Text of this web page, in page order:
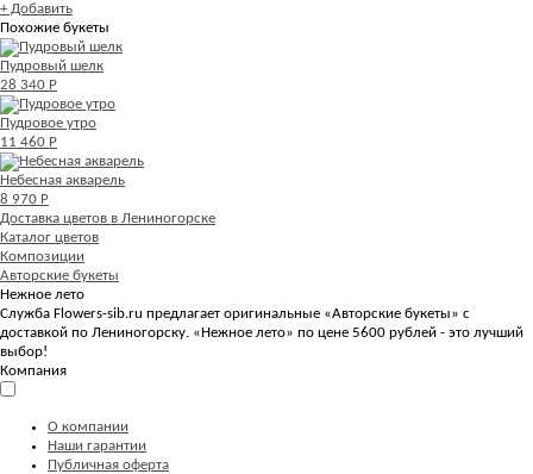
+ Добавить
Похожие букеты
Пудровый шелк
28 340 Р
Пудровое утро
11 460 Р
Небесная акварель
8 970 Р
Доставка цветов в Лениногорске
Каталог цветов
Композиции
Авторские букеты
Нежное лето
Служба Flowers-sib.ru предлагает оригинальные «Авторские букеты» с
доставкой по Лениногорску. «Нежное лето» по цене 5600 рублей - это лучший
выбор!
Компания
О компании
Наши гарантии
Публичная оферта